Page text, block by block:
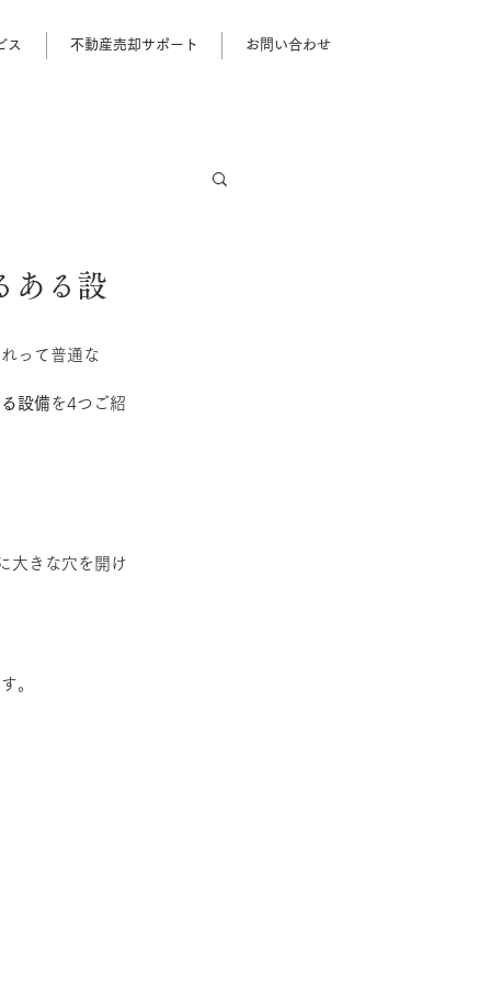
ス 不動産売却サポート お問い合わせ
ある設
って普通な
設備 を4つご紹
大きな穴を開け
。